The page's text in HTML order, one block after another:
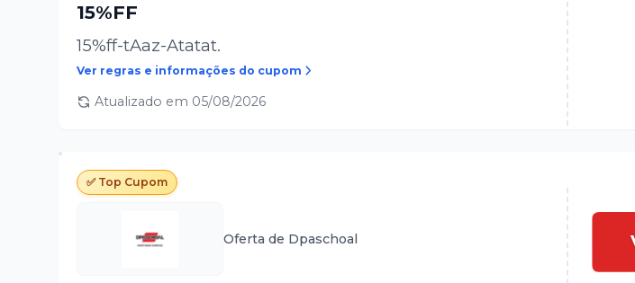
15%FF
15%ff-tAaz-Atatat.
Ver regras e informações do cupom
Atualizado em 05/08/2026
✅ Top Cupom
Oferta de Dpaschoal